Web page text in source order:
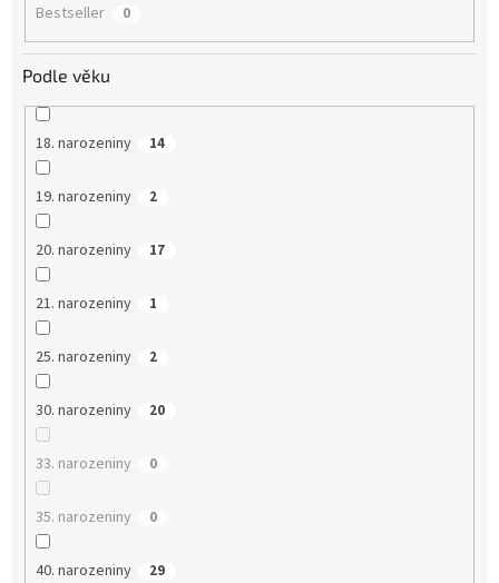
Bestseller 0
Podle věku
18. narozeniny 14
19. narozeniny 2
20. narozeniny 17
21. narozeniny 1
25. narozeniny 2
30. narozeniny 20
33. narozeniny 0
35. narozeniny 0
40. narozeniny 29